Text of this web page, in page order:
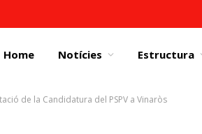
Home Notícies Estructura
de la Candidatura del PSPV a Vinaròs